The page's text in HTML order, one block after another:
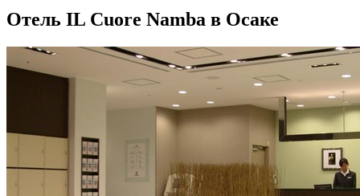
Отель IL Cuore Namba в Осаке